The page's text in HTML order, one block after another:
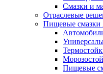
Смазки и
Отраслевые
Пищевые смазки
Пищевые